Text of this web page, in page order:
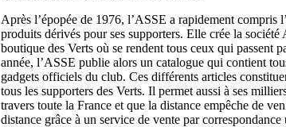
Après l’épopée de 1976, l’ASSE a rapidement compris
produits dérivés pour ses supporters. Elle crée la
boutique des Verts où se rendent tous ceux qui passent
année, l’ASSE publie alors un catalogue qui contient
gadgets officiels du club. Ces différents articles
tous les supporters des Verts. Il permet aussi à ses
travers toute la France et que la distance empêche de
distance grâce à un service de vente par correspondance